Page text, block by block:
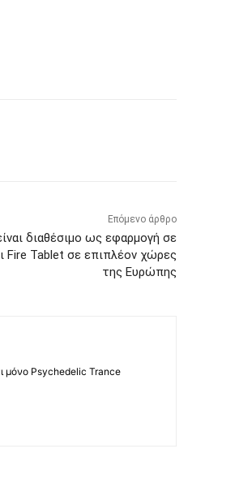
Επόμενο άρθρο
διαθέσιμο ως εφαρμογή σε
Fire Tablet σε επιπλέον χώρες
της Ευρώπης
μόνο Psychedelic Trance